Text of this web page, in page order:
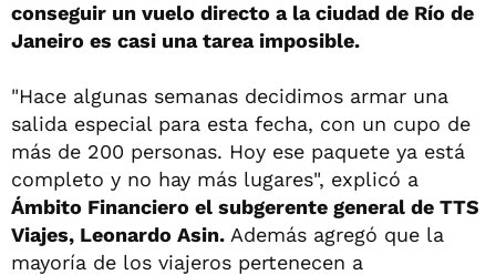
conseguir un vuelo directo a la ciudad de Río de
Janeiro es casi una tarea imposible.
"Hace algunas semanas decidimos armar una
salida especial para esta fecha, con un cupo de
más de 200 personas. Hoy ese paquete ya está
completo y no hay más lugares", explicó a
Ámbito Financiero el subgerente general de TTS
Viajes, Leonardo Asin. Además agregó que la
mayoría de los viajeros pertenecen a